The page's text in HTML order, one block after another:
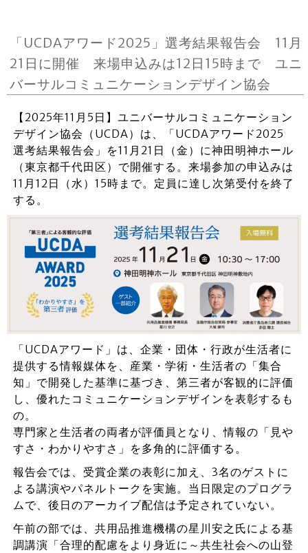
「UCDAアワード2025」選考結果報告会 11月
21日に開催 来場申込みは12日15時まで ユニ
バーサルコミュニケーションデザイン協会
【2025年11月5日】ユニバーサルコミュニケーション
デザイン協会（UCDA）は、「UCDAアワード2025
選考結果報告会」を11月21日（金）に神田明神ホール
（東京都千代田区）で開催する。来場参加の申込みは
11月12日（水）15時まで。定員に達し次第受付を終了
する。
「UCDAアワード」は、企業・団体・行政が生活者に
提供する情報媒体を、産業・学術・生活者の「集合
知」で開発した基準に基づき、第三者が客観的に評価
し、優れたコミュニケーションデザインを表彰するも
の。
専門家と生活者の両者が評価員となり、情報の「見や
すさ・わかりやすさ」を多角的に評価する。
報告会では、受賞企業の表彰に加え、3名のゲストに
よる講演やパネルトークを実施。当日限定のプログラ
ムで、後日のアーカイブ配信は予定されていない。
午前の部では、共用品推進機構の星川安之氏による基
調講演「合理的配慮をより身近に～共生社会への山登